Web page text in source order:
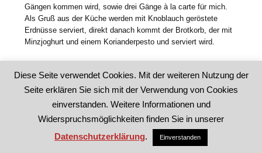
Gängen kommen wird, sowie drei Gänge à la carte für mich.
Als Gruß aus der Küche werden mit Knoblauch geröstete
Erdnüsse serviert, direkt danach kommt der Brotkorb, der mit
Minzjoghurt und einem Korianderpesto und serviert wird.
Diese Seite verwendet Cookies. Mit der weiteren Nutzung der
Seite erklären Sie sich mit der Verwendung von Cookies
einverstanden. Weitere Informationen und
Widerspruchsmöglichkeiten finden Sie in unserer
Datenschutzerklärung. Einverstanden